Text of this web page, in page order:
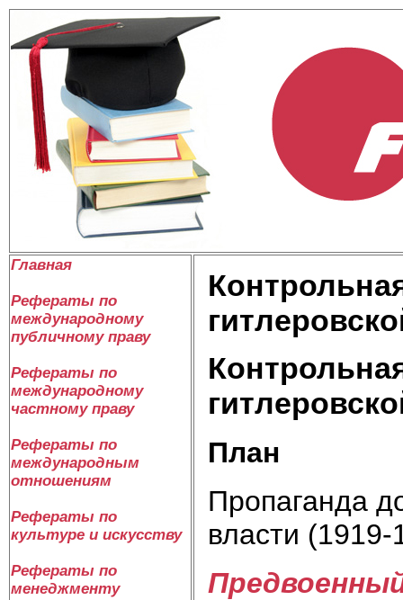
Главная
Рефераты по
международному
публичному праву
Рефераты по
международному
частному праву
Рефераты по
международным
отношениям
Рефераты по
культуре и искусству
Рефераты по
менеджменту
План
Пропаганда
власти (1919-